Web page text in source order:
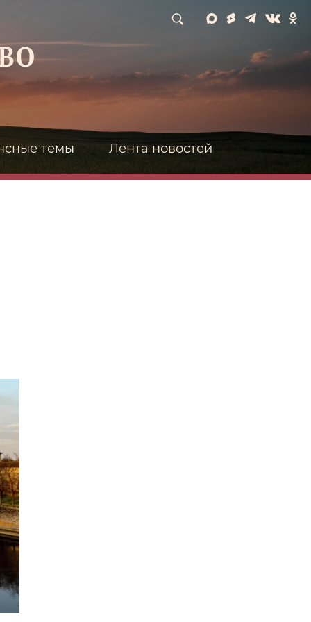
темы Лента новостей